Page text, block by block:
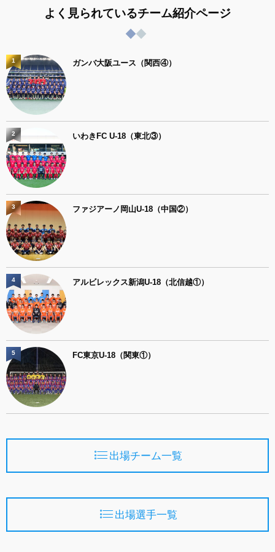
よく見られているチーム紹介ページ
ガンバ大阪ユース（関西④）
1
いわきFC U-18（東北③）
2
ファジアーノ岡山U-18（中国②）
3
アルビレックス新潟U-18（北信越①）
4
FC東京U-18（関東①）
5
出場チーム一覧
出場選手一覧